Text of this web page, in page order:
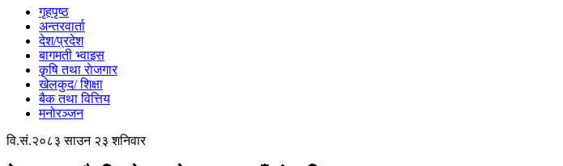
गृहपृष्ठ
अन्तरवार्ता
देश/प्रदेश
बागमती भ्वाइस
कृृषि तथा राेजगार
खेलकुद/ शिक्षा
बैक तथा वित्तिय
मनोरञ्जन
वि.सं.२०८३ साउन २३ शनिवार